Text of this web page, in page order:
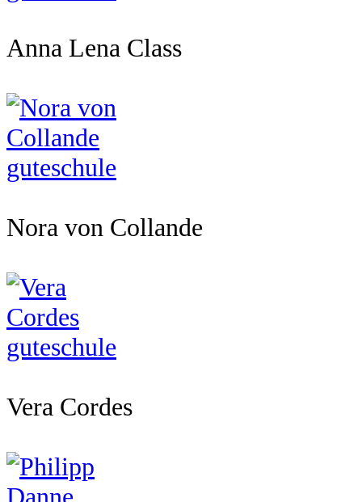
Anna Lena Class
Nora von Collande
Vera Cordes